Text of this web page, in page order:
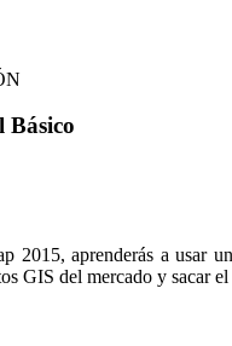
Básico
2015, aprenderás a usar
GIS del mercado y sacar